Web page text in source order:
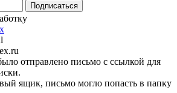
отправлено письмо с ссылкой для
ящик, письмо могло попасть в папку